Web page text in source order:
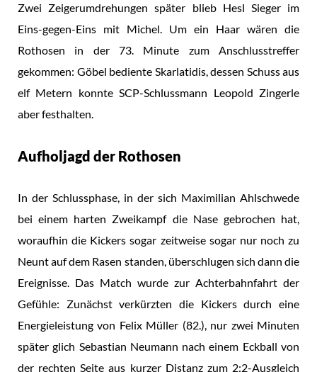
Zwei Zeigerumdrehungen später blieb Hesl Sieger im
Eins-gegen-Eins mit Michel. Um ein Haar wären die
Rothosen in der 73. Minute zum Anschlusstreffer
gekommen: Göbel bediente Skarlatidis, dessen Schuss aus
elf Metern konnte SCP-Schlussmann Leopold Zingerle
aber festhalten.
Aufholjagd der Rothosen
In der Schlussphase, in der sich Maximilian Ahlschwede
bei einem harten Zweikampf die Nase gebrochen hat,
woraufhin die Kickers sogar zeitweise sogar nur noch zu
Neunt auf dem Rasen standen, überschlugen sich dann die
Ereignisse. Das Match wurde zur Achterbahnfahrt der
Gefühle: Zunächst verkürzten die Kickers durch eine
Energieleistung von Felix Müller (82.), nur zwei Minuten
später glich Sebastian Neumann nach einem Eckball von
der rechten Seite aus kurzer Distanz zum 2:2-Ausgleich